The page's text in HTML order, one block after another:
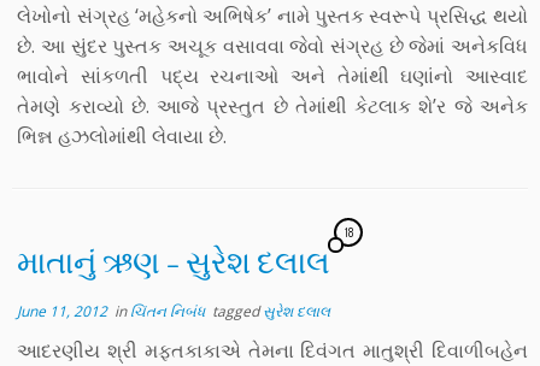
લેખોનો સંગ્રહ ‘મહેકનો અભિષેક’ નામે પુસ્તક સ્વરૂપે પ્રસિદ્ધ થયો
છે. આ સુંદર પુસ્તક અચૂક વસાવવા જેવો સંગ્રહ છે જેમાં અનેકવિધ
ભાવોને સાંકળતી પદ્ય રચનાઓ અને તેમાંથી ઘણાંનો આસ્વાદ
તેમણે કરાવ્યો છે. આજે પ્રસ્તુત છે તેમાંથી કેટલાક શે’ર જે અનેક
ભિન્ન હઝલોમાંથી લેવાયા છે.
માતાનું ઋણ – સુરેશ દલાલ
18
June 11, 2012inચિંતન નિબંધ taggedસુરેશ દલાલ
આદરણીય શ્રી મફતકાકાએ તેમના દિવંગત માતુશ્રી દિવાળીબહેન